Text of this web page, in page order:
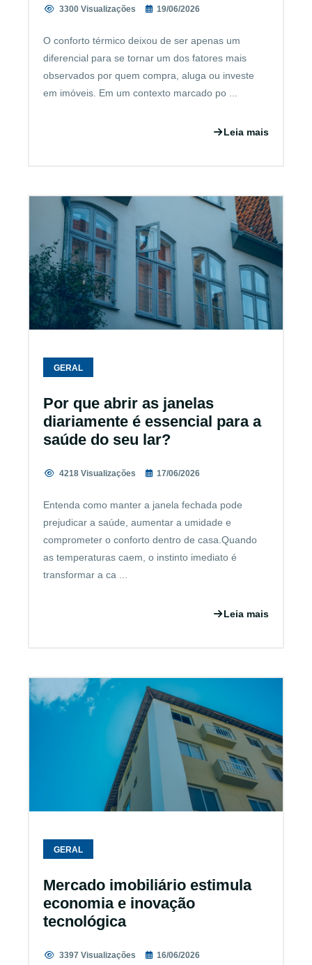
3300 Visualizações 19/06/2026
O conforto térmico deixou de ser apenas um
diferencial para se tornar um dos fatores mais
observados por quem compra, aluga ou investe
em imóveis. Em um contexto marcado po ...
Leia mais
GERAL
Por que abrir as janelas
diariamente é essencial para a
saúde do seu lar?
4218 Visualizações 17/06/2026
Entenda como manter a janela fechada pode
prejudicar a saúde, aumentar a umidade e
comprometer o conforto dentro de casa.Quando
as temperaturas caem, o instinto imediato é
transformar a ca ...
Leia mais
GERAL
Mercado imobiliário estimula
economia e inovação
tecnológica
3397 Visualizações 16/06/2026